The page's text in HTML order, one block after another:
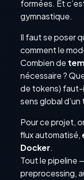
formées. Et
gymnastique.
Il faut se poser
comment le
Combien de
nécessaire ?
de tokens) faut-
sens global
Pour ce projet,
flux automatisé,
Docker.
Tout le pipeline
preprocessing,